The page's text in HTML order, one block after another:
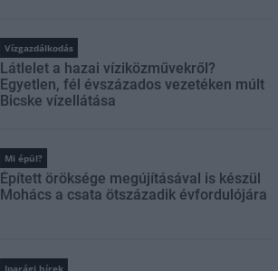
Vízgazdálkodás
Látlelet a hazai víziközművekről?
Egyetlen, fél évszázados vezetéken múlt
Bicske vízellátása
Mi épül?
Épített öröksége megújításával is készül
Mohács a csata ötszázadik évfordulójára
Iparági hírek